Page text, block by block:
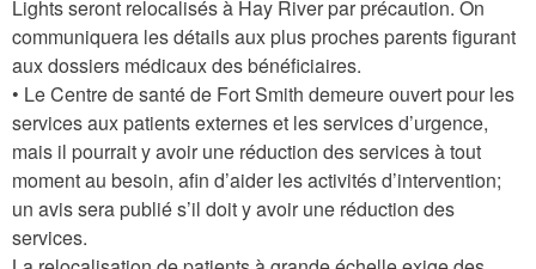
Lights seront relocalisés à Hay River par précaution. On
communiquera les détails aux plus proches parents figurant
aux dossiers médicaux des bénéficiaires.
• Le Centre de santé de Fort Smith demeure ouvert pour les
services aux patients externes et les services d’urgence,
mais il pourrait y avoir une réduction des services à tout
moment au besoin, afin d’aider les activités d’intervention;
un avis sera publié s’il doit y avoir une réduction des
services.